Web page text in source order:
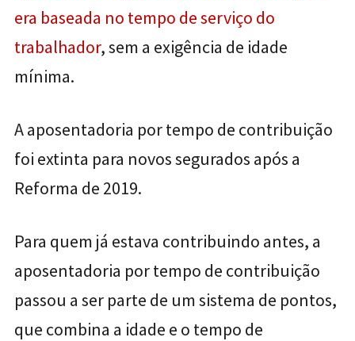
era baseada no tempo de serviço do
trabalhador, sem a exigência de idade
mínima.
A aposentadoria por tempo de contribuição
foi extinta para novos segurados após a
Reforma de 2019.
Para quem já estava contribuindo antes, a
aposentadoria por tempo de contribuição
passou a ser parte de um sistema de pontos,
que combina a idade e o tempo de